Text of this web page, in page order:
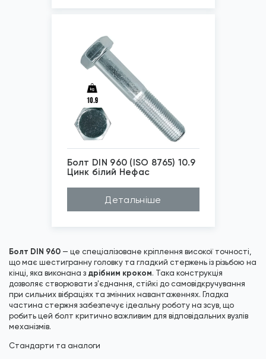
Покриття
Цинк платковий
Болт DIN 960 (ISO 8765) 10.9
Цинк білий Нефас
Детальніше
Болт DIN 960 — це спеціалізоване кріплення високої точності,
що має шестигранну головку та гладкий стержень із різьбою на
кінці, яка виконана з дрібним кроком. Така конструкція
дозволяє створювати з'єднання, стійкі до самовідкручування
при сильних вібраціях та змінних навантаженнях. Гладка
частина стержня забезпечує ідеальну роботу на зсув, що
робить цей болт критично важливим для відповідальних вузлів
механізмів.
Стандарти та аналоги